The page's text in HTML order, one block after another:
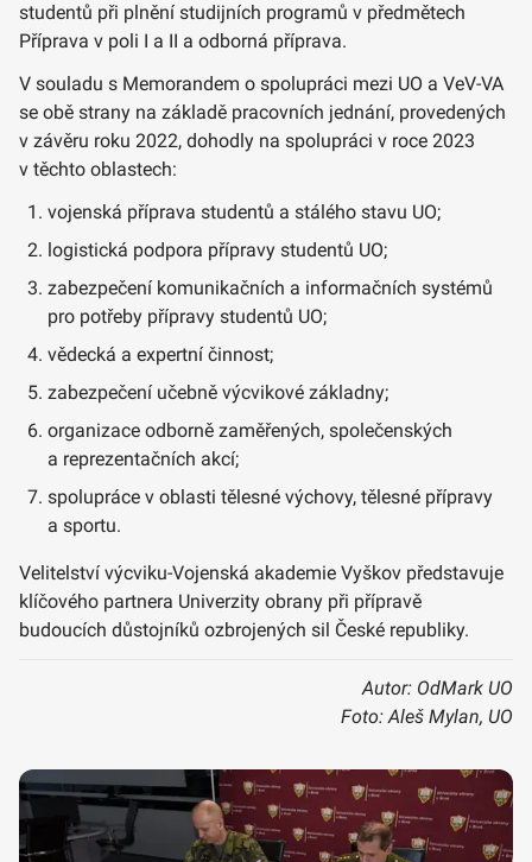
studentů při plnění studijních programů v předmětech
Příprava v poli I a II a odborná příprava.
V souladu s Memorandem o spolupráci mezi UO a VeV-VA
se obě strany na základě pracovních jednání, provedených
v závěru roku 2022, dohodly na spolupráci v roce 2023
v těchto oblastech:
vojenská příprava studentů a stálého stavu UO;
logistická podpora přípravy studentů UO;
zabezpečení komunikačních a informačních systémů
pro potřeby přípravy studentů UO;
vědecká a expertní činnost;
zabezpečení učebně výcvikové základny;
organizace odborně zaměřených, společenských
a reprezentačních akcí;
spolupráce v oblasti tělesné výchovy, tělesné přípravy
a sportu.
Velitelství výcviku-Vojenská akademie Vyškov představuje
klíčového partnera Univerzity obrany při přípravě
budoucích důstojníků ozbrojených sil České republiky.
Autor: OdMark UO
Foto: Aleš Mylan, UO